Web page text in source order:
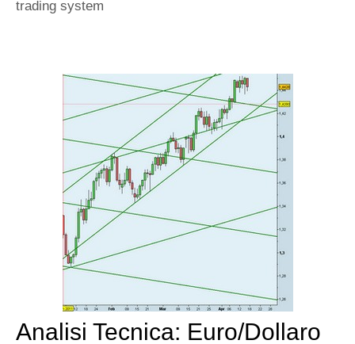
trading system
Analisi Tecnica: Euro/Dollaro